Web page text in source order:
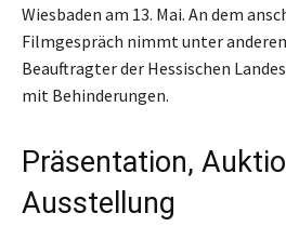
Wiesbaden am 13. Mai. An dem
Filmgespräch nimmt unter
Beauftragter der Hessischen
mit Behinderungen.
Präsentation,
Ausstellung